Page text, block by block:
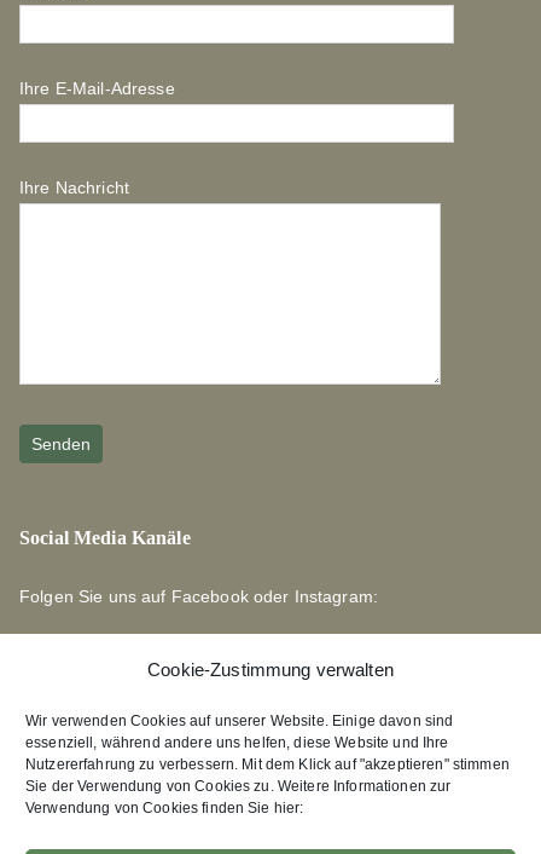
Cookie-Zustimmung verwalten
Wir verwenden Cookies auf unserer Website. Einige davon sind
essenziell, während andere uns helfen, diese Website und Ihre
Nutzererfahrung zu verbessern. Mit dem Klick auf "akzeptieren" stimmen
Sie der Verwendung von Cookies zu. Weitere Informationen zur
Verwendung von Cookies finden Sie hier:
Ihre E-Mail-Adresse
Ihre Nachricht
Social Media Kanäle
Folgen Sie uns auf Facebook oder Instagram:
Links zu unseren Partnerverlagen
Edition Bärenklau